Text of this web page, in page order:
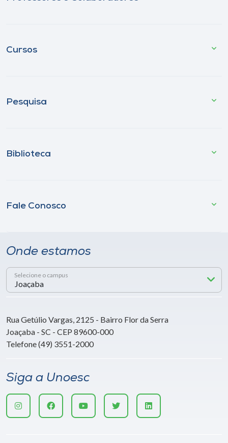
Cursos
Pesquisa
Biblioteca
Fale Conosco
Onde estamos
Selecione o campus
Rua Getúlio Vargas, 2125 - Bairro Flor da Serra
Joaçaba - SC - CEP 89600-000
Telefone (49) 3551-2000
Siga a Unoesc